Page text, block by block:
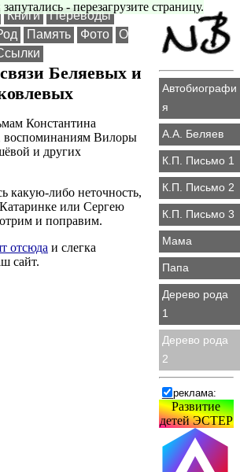
Автобиографи
я
А.А. Беляев
К.П. Письмо 1
К.П. Письмо 2
К.П. Письмо 3
Мама
Папа
Дерево рода
1
Дерево рода
2
Развитие
детей ЭСТЕР
Книги
Переводы
Память Фото
О
Беляевых и
Константина
воспоминаниям Вилоры
и других
какую-либо неточность,
или Сергею
и поправим.
отсюда и слегка
сайт.
- перезагрузите страницу.